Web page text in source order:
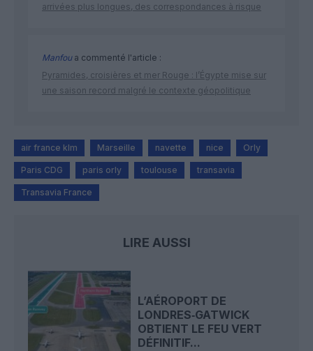
arrivées plus longues, des correspondances à risque
Manfoua commenté l'article :
Pyramides, croisières et mer Rouge : l’Égypte mise sur
une saison record malgré le contexte géopolitique
air france klm Marseille navette nice Orly
Paris CDG paris orly toulouse transavia
Transavia France
LIRE AUSSI
L’AÉROPORT DE
LONDRES‑GATWICK
OBTIENT LE FEU VERT
DÉFINITIF...